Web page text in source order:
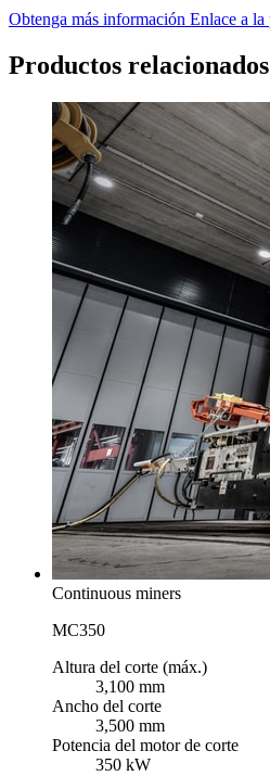
Obtenga más información Enlace a la
Productos relacionados
Continuous miners
MC350
Altura del corte (máx.)
3,100 mm
Ancho del corte
3,500 mm
Potencia del motor de corte
350 kW